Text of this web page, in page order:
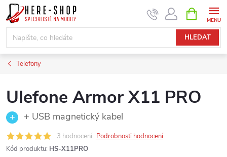
Přejít
na
obsah
HLEDAT
NÁKUPNÍ
KOŠÍK
Telefony
Ulefone Armor X11 PRO
+ USB magnetický kabel
3 hodnocení Podrobnosti hodnocení
Kód produktu: HS-X11PRO